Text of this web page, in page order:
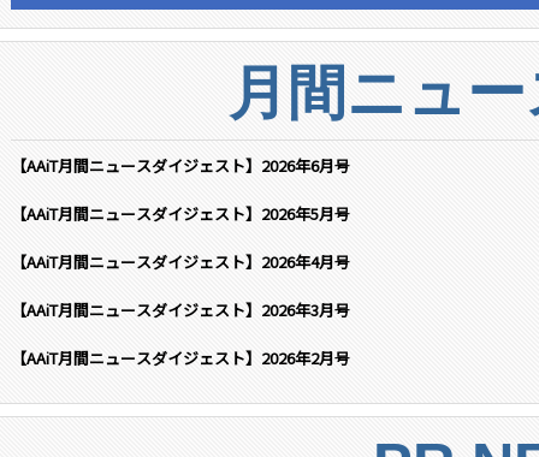
月間ニュ
【AAiT月間ニュースダイジェスト】2026年6月号
【AAiT月間ニュースダイジェスト】2026年5月号
【AAiT月間ニュースダイジェスト】2026年4月号
【AAiT月間ニュースダイジェスト】2026年3月号
【AAiT月間ニュースダイジェスト】2026年2月号